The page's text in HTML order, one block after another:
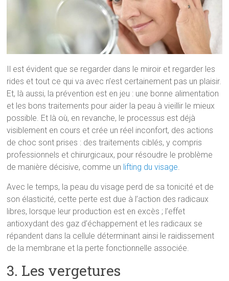
Il est évident que se regarder dans le miroir et regarder les
rides et tout ce qui va avec n’est certainement pas un plaisir.
Et, là aussi, la prévention est en jeu : une bonne alimentation
et les bons traitements pour aider la peau à vieillir le mieux
possible. Et là où, en revanche, le processus est déjà
visiblement en cours et crée un réel inconfort, des actions
de choc sont prises : des traitements ciblés, y compris
professionnels et chirurgicaux, pour résoudre le problème
de manière décisive, comme un lifting du visage.
Avec le temps, la peau du visage perd de sa tonicité et de
son élasticité, cette perte est due à l’action des radicaux
libres, lorsque leur production est en excès ; l’effet
antioxydant des gaz d’échappement et les radicaux se
répandent dans la cellule déterminant ainsi le raidissement
de la membrane et la perte fonctionnelle associée.
3. Les vergetures